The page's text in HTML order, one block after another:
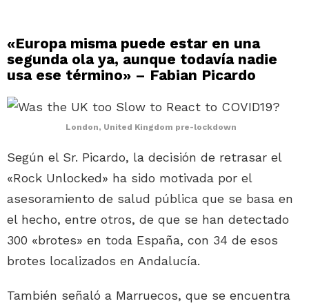
«Europa misma puede estar en una
segunda ola ya, aunque todavía nadie
usa ese término» – Fabian Picardo
London, United Kingdom pre-lockdown
Según el Sr. Picardo, la decisión de retrasar el
«Rock Unlocked» ha sido motivada por el
asesoramiento de salud pública que se basa en
el hecho, entre otros, de que se han detectado
300 «brotes» en toda España, con 34 de esos
brotes localizados en Andalucía.
También señaló a Marruecos, que se encuentra